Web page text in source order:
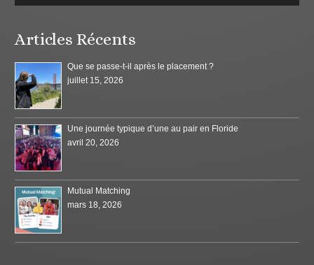
Articles Récents
Que se passe-t-il après le placement ?
juillet 15, 2026
Une journée typique d’une au pair en Floride
avril 20, 2026
Mutual Matching
mars 18, 2026